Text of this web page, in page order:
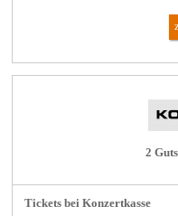
2
Tickets bei Konzertkasse